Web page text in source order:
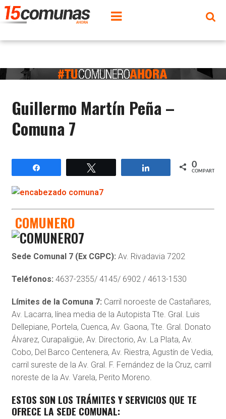
Guillermo Martín Peña –
Comuna 7
Compartir 0
COMPARTIR
COMUNERO
Sede Comunal 7 (Ex CGPC): Av. Rivadavia 7202
Teléfonos: 4637-2355/ 4145/ 6902 / 4613-1530
Límites de la Comuna 7: Carril noroeste de Castañares,
Av. Lacarra, línea media de la Autopista Tte. Gral. Luis
Dellepiane, Portela, Cuenca, Av. Gaona, Tte. Gral. Donato
Álvarez, Curapaligüe, Av. Directorio, Av. La Plata, Av.
Cobo, Del Barco Centenera, Av. Riestra, Agustín de Vedia,
carril sureste de la Av. Gral. F. Fernández de la Cruz, carril
noreste de la Av. Varela, Perito Moreno.
ESTOS SON LOS TRÁMITES Y SERVICIOS QUE TE
OFRECE LA SEDE COMUNAL: